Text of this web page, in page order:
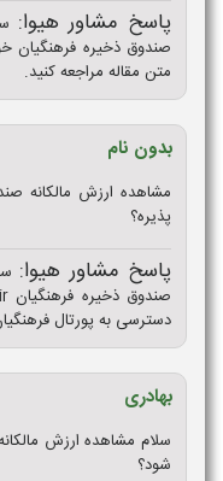
پاسخ مشاور هیوا:
متن مقاله مراجعه کنید.
بدون نام
مشاهده ارزش مالکانه
پذیره؟
پاسخ مشاور هیوا:
دسترسی به پورتال
بهادری
سلام مشاهده ارزش
شود؟